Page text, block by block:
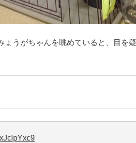
ょうがちゃんを眺めていると、目を